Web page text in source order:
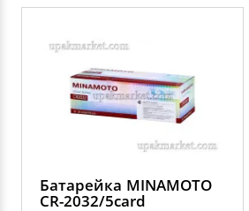
Батарейка MINAMOTO
CR-2032/5card